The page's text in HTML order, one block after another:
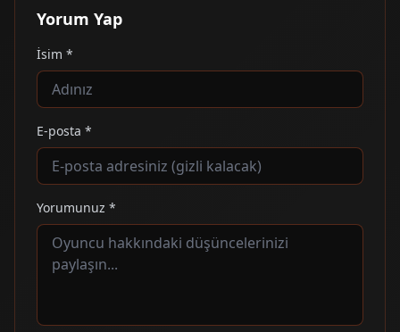
Yorum Yap
İsim *
E-posta *
Yorumunuz *